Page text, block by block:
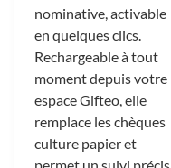
nominative, activable
en quelques clics.
Rechargeable à tout
moment depuis votre
espace Gifteo, elle
remplace les chèques
culture papier et